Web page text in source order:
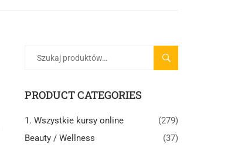
SZUKAJ
PRODUCT CATEGORIES
1. Wszystkie kursy online
(279)
Beauty / Wellness
(37)